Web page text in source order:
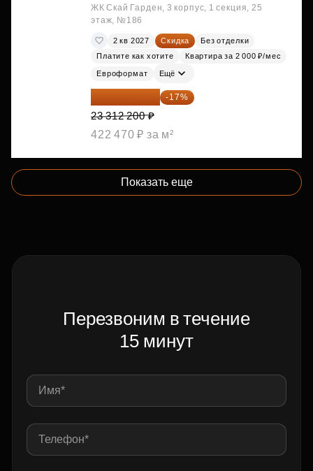
ЖК Скай Гарден, 3 корпус, 1 секция, 25
этаж, №186
2 кв 2027 Скидка
Без отделки
Платите как хотите
Квартира за 2 000 ₽/мес
Евроформат Ещё
19 349 126 ₽ -17%
23 312 200 ₽
422 470 ₽ за м²
Показать еще
Перезвоним в течение
15 минут